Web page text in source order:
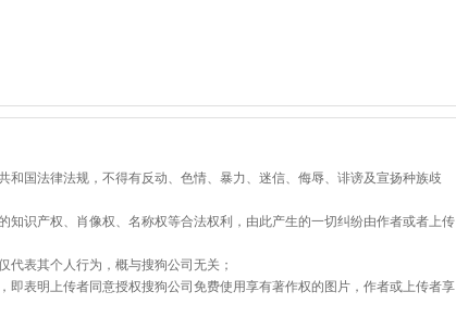
和国法律法规，不得有反动、色情、暴力、迷信、侮辱、诽谤及宣扬种族歧
知识产权、肖像权、名称权等合法权利，由此产生的一切纠纷由作者或者上传
代表其个人行为，概与搜狗公司无关；
即表明上传者同意授权搜狗公司免费使用享有著作权的图片，作者或上传者享